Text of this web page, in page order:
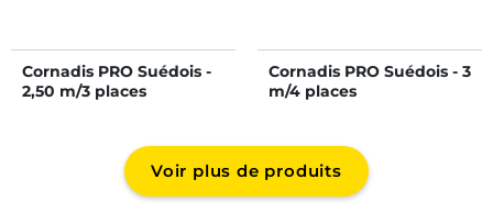
Cornadis PRO Suédois -
2,50 m/3 places
Cornadis PRO Suédois - 3
m/4 places
Voir plus de produits